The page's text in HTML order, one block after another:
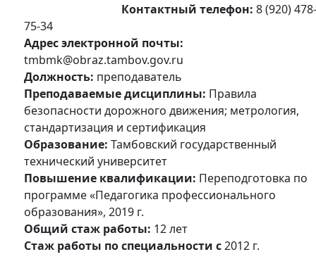
Контактный телефон:8 (920)
75-34
Адрес электронной почты:
tmbmk@obraz.tambov.gov.ru
Должность: преподаватель
Преподаваемые дисциплины: Правила
безопасности дорожного движения; метрология,
стандартизация и сертификация
Образование:Тамбовский государственный
технический университет
Повышение квалификации: Переподготовка по
программе «Педагогика профессионального
образования», 2019 г.
Общий стаж работы: 12 лет
Стаж работы по специальности c2012 г.